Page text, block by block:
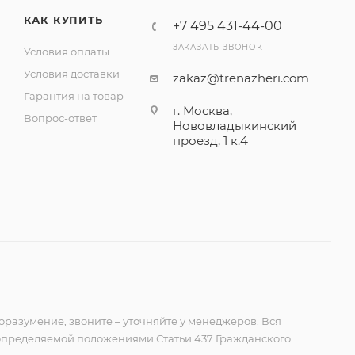
КАК КУПИТЬ
Условия оплаты
Условия доставки
Гарантия на товар
Вопрос-ответ
+7 495 431-44-00
ЗАКАЗАТЬ ЗВОНОК
zakaz@trenazheri.com
г. Москва,
Нововладыкинский
проезд, 1 к.4
звоните – уточняйте у менеджеров. Вся
положениями Статьи 437 Гражданского